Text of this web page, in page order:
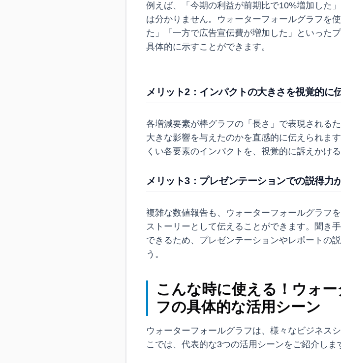
例えば、「今期の利益が前期比で10%増加した
は分かりません。ウォーターフォールグラフを
た」「一方で広告宣伝費が増加した」といった
具体的に示すことができます。
メリット2：インパクトの大きさを視覚的に
各増減要素が棒グラフの「長さ」で表現される
大きな影響を与えたのかを直感的に伝えられま
くい各要素のインパクトを、視覚的に訴えかけ
メリット3：プレゼンテーションでの説得力
複雑な数値報告も、ウォーターフォールグラフ
ストーリーとして伝えることができます。聞き
できるため、プレゼンテーションやレポートの
う。
こんな時に使える！ウォ
フの具体的な活用シーン
ウォーターフォールグラフは、様々なビジネス
こでは、代表的な3つの活用シーンをご紹介しま